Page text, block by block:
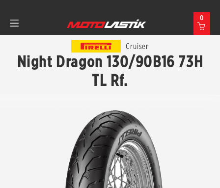
0
Cruiser
Night Dragon 130/90B16 73H
TL Rf.